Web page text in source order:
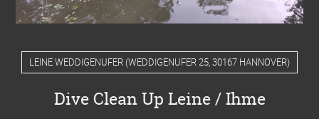
LEINE WEDDIGENUFER (WEDDIGENUFER 25, 30167 HANNOVER)
Dive Clean Up Leine / Ihme